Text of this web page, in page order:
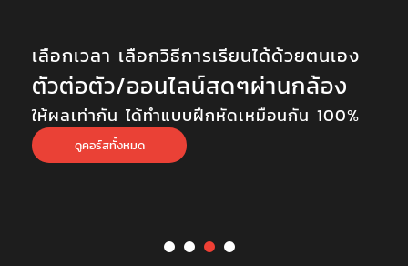
เลือกเวลา เลือกวิธีการเรียนได้ด้วยตนเอง
ตัวต่อตัว/ออนไลน์สดๆผ่านกล้อง
ให้ผลเท่ากัน ได้ทำแบบฝึกหัดเหมือนกัน 100%
ดูคอร์สทั้งหมด